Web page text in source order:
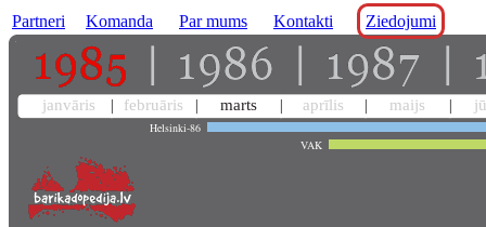
Partneri Komanda Par mums Kontakti Ziedojumi
janvāris februāris marts aprīlis maijs
Helsinki-86
VAK